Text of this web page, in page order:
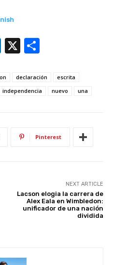
Li
k
e
X
ar
e
declaración
escrita
independencia nuevo una
Pinterest
NEXT ARTICLE
Lacson elogia la carrera de
Alex Eala en Wimbledon:
unificador de una nación
dividida